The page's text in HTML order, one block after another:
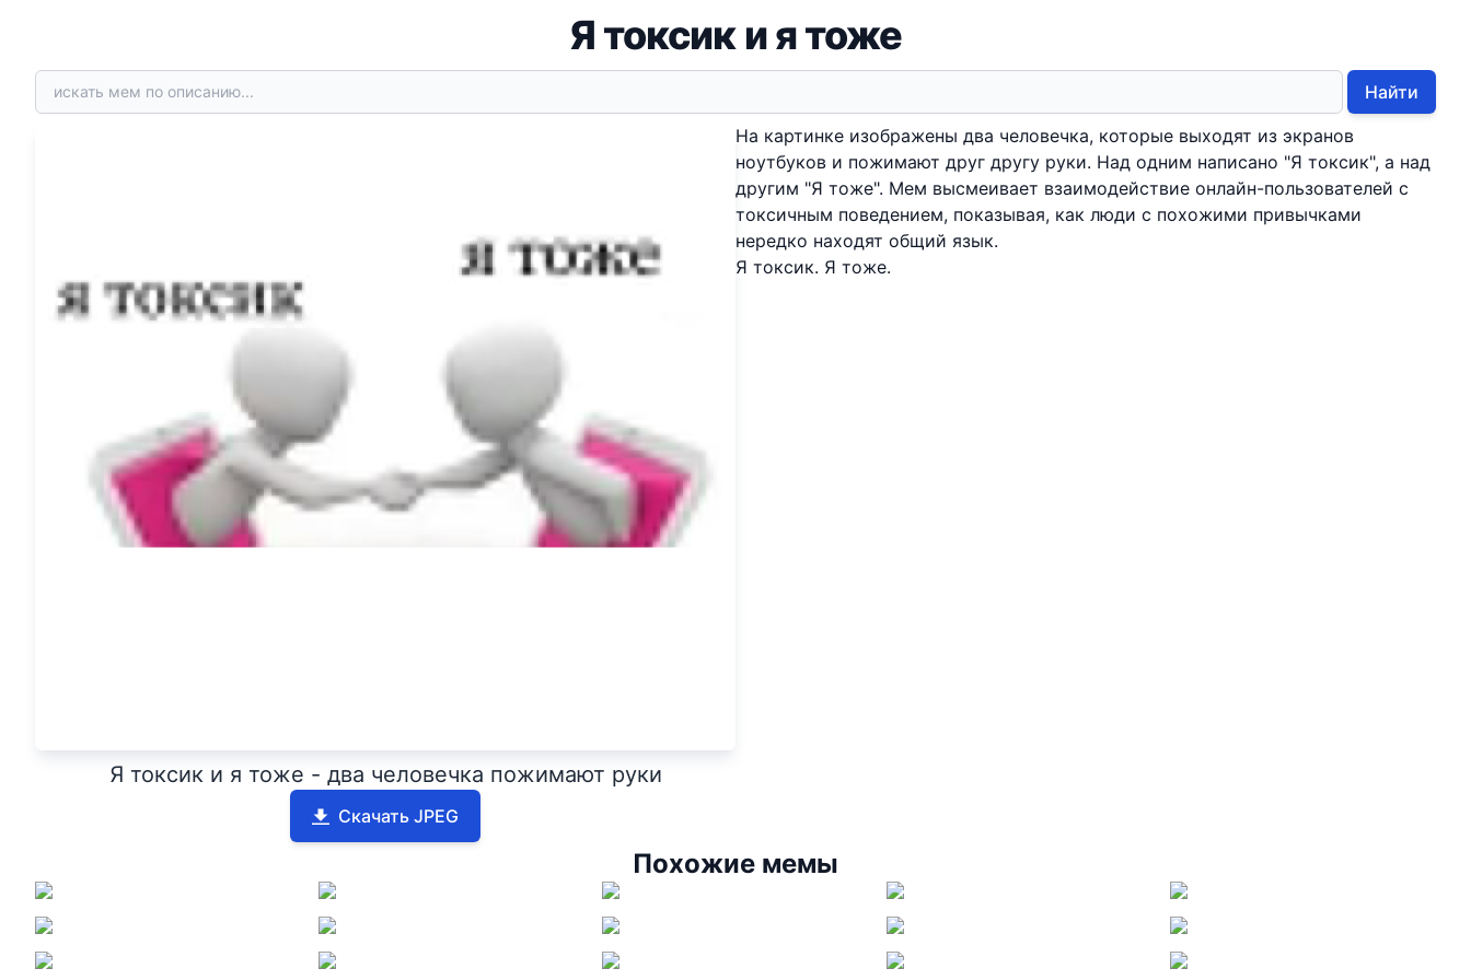
Я токсик и я тоже
Найти
Я токсик и я тоже - два человечка пожимают руки
Скачать JPEG
На картинке изображены два человечка, которые выходят из экранов
ноутбуков и пожимают друг другу руки. Над одним написано "Я токсик", а над
другим "Я тоже". Мем высмеивает взаимодействие онлайн-пользователей с
токсичным поведением, показывая, как люди с похожими привычками
нередко находят общий язык.
Я токсик. Я тоже.
Похожие мемы